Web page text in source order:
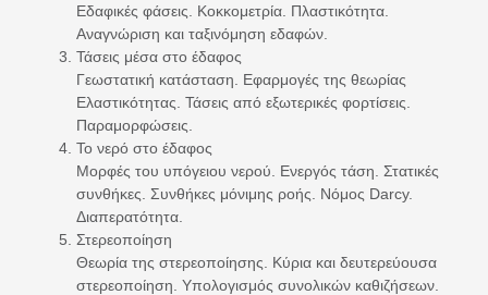
Εδαφικές φάσεις. Κοκκομετρία. Πλαστικότητα.
Αναγνώριση και ταξινόμηση εδαφών.
Τάσεις μέσα στο έδαφος
Γεωστατική κατάσταση. Εφαρμογές της θεωρίας
Ελαστικότητας. Τάσεις από εξωτερικές φορτίσεις.
Παραμορφώσεις.
Το νερό στο έδαφος
Μορφές του υπόγειου νερού. Ενεργός τάση. Στατικές
συνθήκες. Συνθήκες μόνιμης ροής. Νόμος Darcy.
Διαπερατότητα.
Στερεοποίηση
Θεωρία της στερεοποίησης. Κύρια και δευτερεύουσα
στερεοποίηση. Υπολογισμός συνολικών καθιζήσεων.